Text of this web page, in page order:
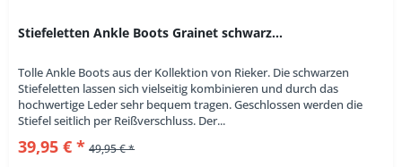
Stiefeletten Ankle Boots Grainet schwarz...
Tolle Ankle Boots aus der Kollektion von Rieker. Die schwarzen
Stiefeletten lassen sich vielseitig kombinieren und durch das
hochwertige Leder sehr bequem tragen. Geschlossen werden die
Stiefel seitlich per Reißverschluss. Der...
39,95 € * 49,95 € *